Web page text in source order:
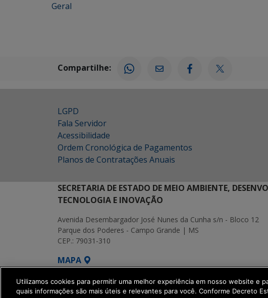
Geral
Compartilhe:
LGPD
Fala Servidor
Acessibilidade
Ordem Cronológica de Pagamentos
Planos de Contratações Anuais
SECRETARIA DE ESTADO DE MEIO AMBIENTE,
TECNOLOGIA E INOVAÇÃO
Avenida Desembargador José Nunes da Cunha s/n - Bloco 12
Parque dos Poderes - Campo Grande | MS
CEP.: 79031-310
MAPA
SETDIG | Secretaria-Executiva de Transformação
Utilizamos cookies para permitir uma melhor experiência em nosso website e
quais informações são mais úteis e relevantes para você. Conforme Decreto